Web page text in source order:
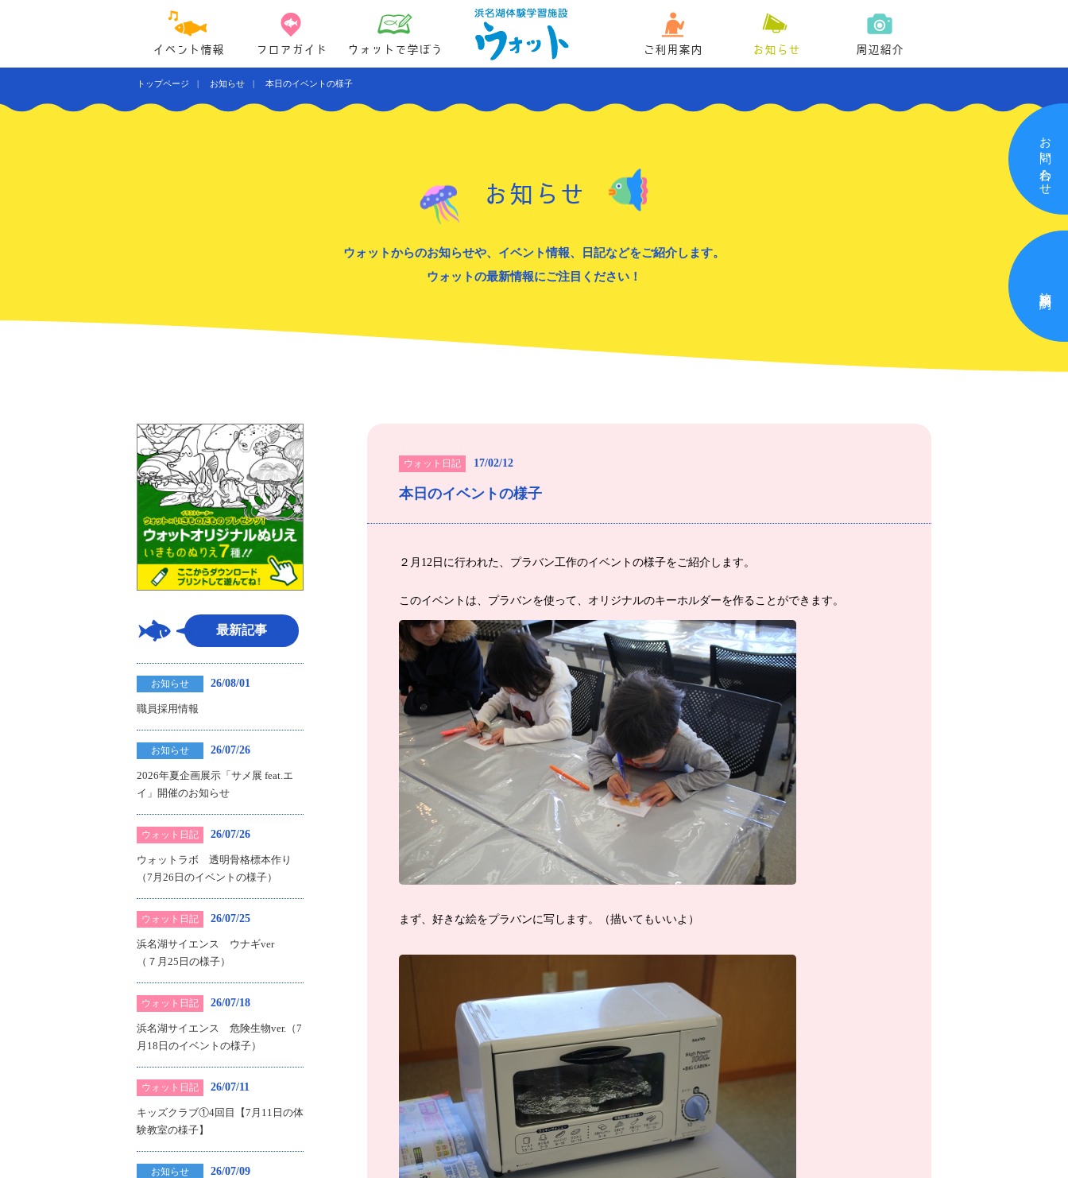
イベント情報 フロアガイド ウォットで学ぼう ご利用案内 お知らせ 周辺紹介
トップページ お知らせ 本日のイベントの様子
お知らせ
ウォットからのお知らせや、イベント情報、日記などをご紹介します。
ウォットの最新情報にご注目ください！
ウォット日記 17/02/12
本日のイベントの様子
２月12日に行われた、プラバン工作のイベントの様子をご紹介します。
このイベントは、プラバンを使って、オリジナルのキーホルダーを作ることができます。
まず、好きな絵をプラバンに写します。（描いてもいいよ）
最新記事
お知らせ 26/08/01
職員採用情報
お知らせ 26/07/26
2026年夏企画展示「サメ展 feat.エ
イ」開催のお知らせ
ウォット日記 26/07/26
ウォットラボ 透明骨格標本作り
（7月26日のイベントの様子）
ウォット日記 26/07/25
浜名湖サイエンス ウナギver
（７月25日の様子）
ウォット日記 26/07/18
浜名湖サイエンス 危険生物ver.（7
月18日のイベントの様子）
ウォット日記 26/07/11
キッズクラブ①4回目【7月11日の体
験教室の様子】
お知らせ 26/07/09
お問い合わせ